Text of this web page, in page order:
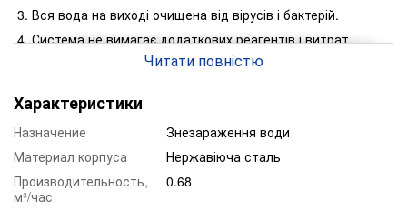
Вся вода на виході очищена від вірусів і бактерій.
Система не вимагає додаткових реагентів і витрат.
Довгий термін експлуатації ультрафіолетового
Система має наступні комплектацію:
Корпус з нержавіючої сталі.
Кварцовий чохол для випромінювача.
Читати повністю
Характеристики
Назначение
Знезараження води
Материал корпуса
Нержавіюча сталь
Производительность,
м³/час
0.68